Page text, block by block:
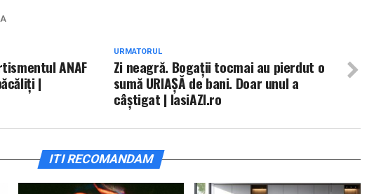
URMATORUL
Zi neagră. Bogații tocmai au pierdut o
sumă URIAȘĂ de bani. Doar unul a
câștigat | IasiAZI.ro
ANAF
|
ITI RECOMANDAM